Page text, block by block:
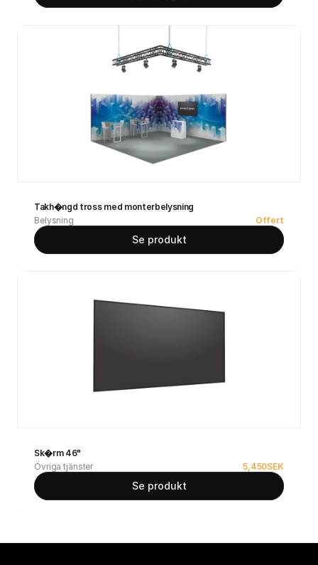
Takh�ngd tross med monterbelysning
Belysning
Offert
Se produkt
Sk�rm 46"
Övriga tjänster
5,450SEK
Se produkt